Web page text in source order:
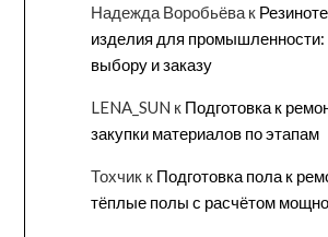
Надежда Воробьёва к
изделия для промышленности:
выбору и заказу
LENA_SUN к Подготовка к
закупки материалов по этапам
Тохчик к Подготовка пола к
тёплые полы с расчётом